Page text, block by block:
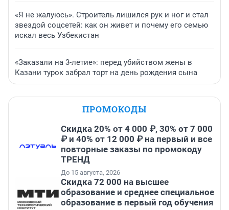
«Я не жалуюсь». Строитель лишился рук и ног и стал
звездой соцсетей: как он живет и почему его семью
искал весь Узбекистан
«Заказали на 3-летие»: перед убийством жены в
Казани турок забрал торт на день рождения сына
ПРОМОКОДЫ
Скидка 20% от 4 000 ₽, 30% от 7 000
₽ и 40% от 12 000 ₽ на первый и все
повторные заказы по промокоду
ТРЕНД
До 15 августа, 2026
Скидка 72 000 на высшее
образование и среднее специальное
образование в первый год обучения